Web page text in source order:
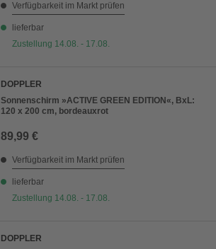
Verfügbarkeit im Markt prüfen
lieferbar
Zustellung 14.08. - 17.08.
DOPPLER
Sonnenschirm »ACTIVE GREEN EDITION«, BxL:
120 x 200 cm, bordeauxrot
89,99 €
Verfügbarkeit im Markt prüfen
lieferbar
Zustellung 14.08. - 17.08.
DOPPLER